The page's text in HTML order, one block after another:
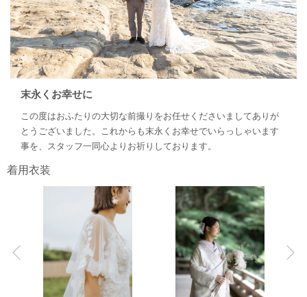
末永くお幸せに
この度はおふたりの大切な前撮りをお任せくださいましてありが
とうございました。これからも末永くお幸せでいらっしゃいます
事を、スタッフ一同心よりお祈りしております。
着用衣装
Previous